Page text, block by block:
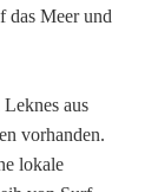
das Meer und
aus
vorhanden.
lokale